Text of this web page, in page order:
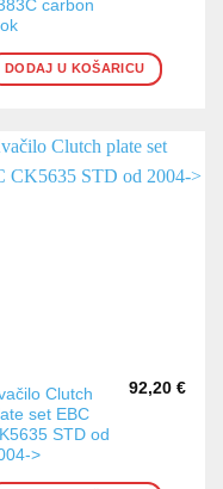
carbon
DODAJ U KOŠARICU
Clutch
set EBC
STD od
>
92,20 €